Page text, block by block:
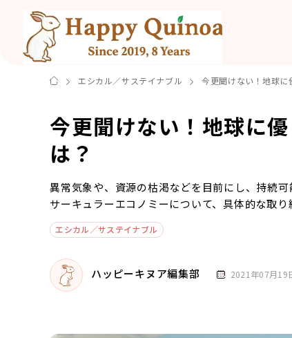
エシカル／サステイナブル 今更聞けない！地球に
今更聞けない！地球に
は？
異常気象や、資源の枯渇などを目前にし、持続
サーキュラーエコノミーについて、具体的な取り
エシカル／サステイナブル
ハッピーキヌア編集部 2021年07月19